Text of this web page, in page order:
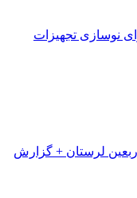
برای نوسازی تجهیزات
لرستان + گزارش